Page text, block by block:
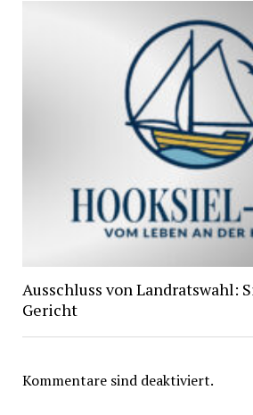
Ausschluss von Landratswahl:
Gericht
Kommentare sind deaktiviert.